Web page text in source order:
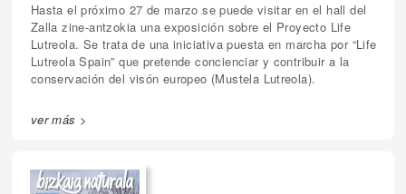
Hasta el próximo 27 de marzo se puede visitar en el hall del
Zalla zine-antzokia una exposición sobre el Proyecto Life
Lutreola. Se trata de una iniciativa puesta en marcha por “Life
Lutreola Spain” que pretende concienciar y contribuir a la
conservación del visón europeo (Mustela Lutreola).
ver más >